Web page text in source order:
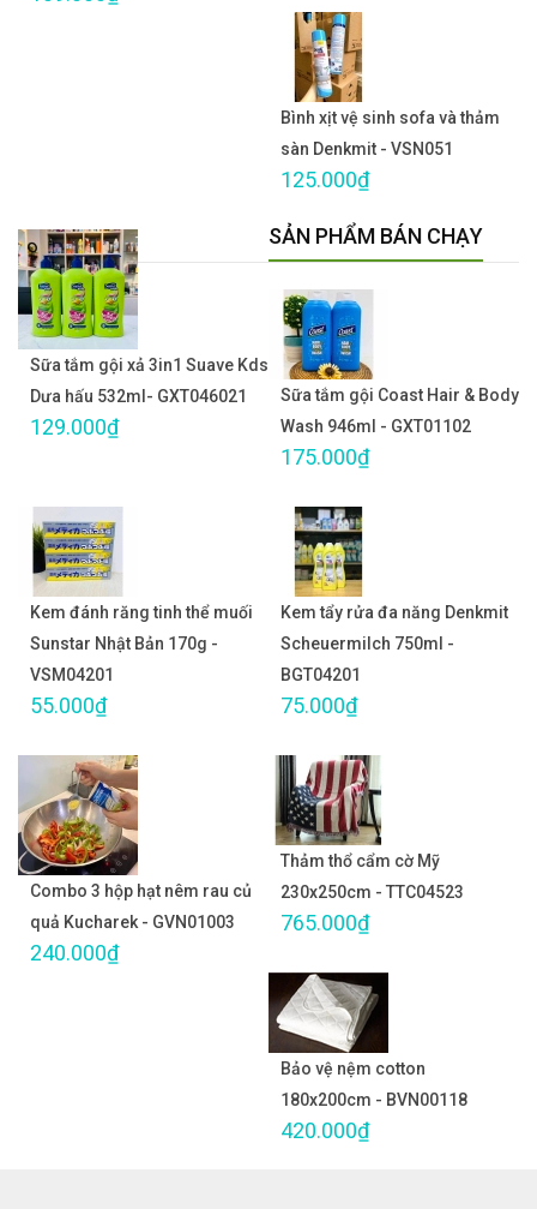
Bình xịt vệ sinh sofa và thảm
sàn Denkmit - VSN051
125.000₫
Sữa tắm gội xả 3in1 Suave Kds
Dưa hấu 532ml- GXT046021
129.000₫
SẢN PHẨM BÁN CHẠY
Sữa tắm gội Coast Hair & Body
Wash 946ml - GXT01102
175.000₫
Kem đánh răng tinh thể muối
Sunstar Nhật Bản 170g -
VSM04201
55.000₫
Kem tẩy rửa đa năng Denkmit
Scheuermilch 750ml -
BGT04201
75.000₫
Combo 3 hộp hạt nêm rau củ
quả Kucharek - GVN01003
240.000₫
Thảm thổ cẩm cờ Mỹ
230x250cm - TTC04523
765.000₫
Bảo vệ nệm cotton
180x200cm - BVN00118
420.000₫